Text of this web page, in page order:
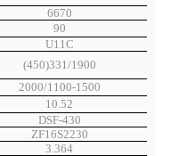
6670
90
U11C
(450)331/1900
2000/1100-1500
10.52
DSF-430
ZF16S2230
3.364